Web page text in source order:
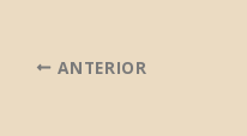
ANTERIOR